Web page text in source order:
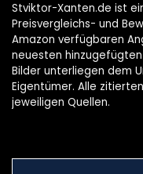
Stviktor-Xanten.de ist
Preisvergleichs- und
Amazon verfügbaren
neuesten
Bilder unterliegen dem
Eigentümer. Alle
jeweiligen Quellen.